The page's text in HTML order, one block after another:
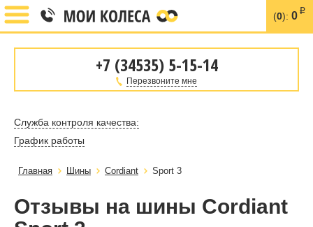
(0): 0 i
+7 (34535) 5-15-14
Перезвоните мне
Служба контроля качества:
График работы
Главная Шины Cordiant Sport 3
Отзывы на шины Cordiant